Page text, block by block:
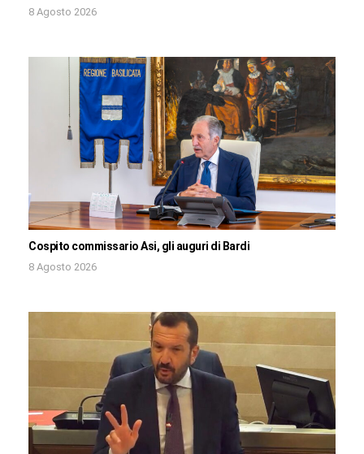
8 Agosto 2026
Cospito commissario Asi, gli auguri di Bardi
8 Agosto 2026